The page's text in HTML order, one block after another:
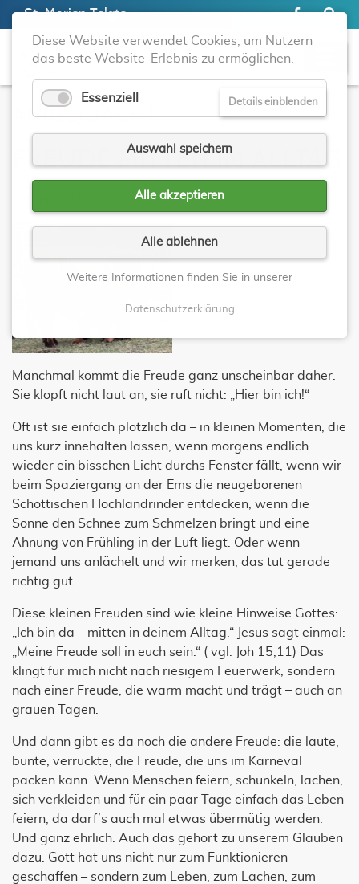
St. Marien Telgte
AN(GE)DACHT
FREUDE MITTEN IM ALLTAG
Manchmal kommt die Freude ganz unscheinbar daher.
Sie klopft nicht laut an, sie ruft nicht: „Hier bin ich!“
Oft ist sie einfach plötzlich da – in kleinen Momenten, die
uns kurz innehalten lassen, wenn morgens endlich
wieder ein bisschen Licht durchs Fenster fällt, wenn wir
beim Spaziergang an der Ems die neugeborenen
Schottischen Hochlandrinder entdecken, wenn die
Sonne den Schnee zum Schmelzen bringt und eine
Ahnung von Frühling in der Luft liegt. Oder wenn
jemand uns anlächelt und wir merken, das tut gerade
richtig gut.
Diese kleinen Freuden sind wie kleine Hinweise Gottes:
„Ich bin da – mitten in deinem Alltag.“ Jesus sagt einmal:
„Meine Freude soll in euch sein.“ ( vgl. Joh 15,11)
Das
klingt für mich nicht nach riesigem Feuerwerk, sondern
nach einer Freude, die warm macht und trägt – auch an
grauen Tagen.
Und dann gibt es da noch die andere Freude: die laute,
bunte, verrückte, die Freude, die uns im Karneval
packen kann. Wenn Menschen feiern, schunkeln, lachen,
sich verkleiden und für ein paar Tage einfach das Leben
feiern, da darf’s auch mal etwas übermütig werden.
Und ganz ehrlich: Auch das gehört zu unserem Glauben
dazu. Gott hat uns nicht nur zum Funktionieren
geschaffen – sondern zum Leben, zum Lachen, zum
Diese Website verwendet Cookies, um Nutzern
das beste Website-Erlebnis zu ermöglichen.
Essenziell Details einblenden
Auswahl speichern
Alle akzeptieren
Alle ablehnen
Weitere Informationen finden Sie in unserer
Datenschutzerklärung